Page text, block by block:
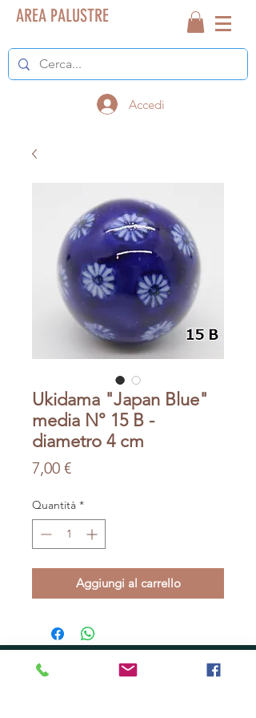
AREA PALUSTRE
Accedi
Ukidama "Japan Blue"
media N° 15 B -
diametro 4 cm
7,00 €Prezzo
Quantità *
Aggiungi al carrello
SEDE